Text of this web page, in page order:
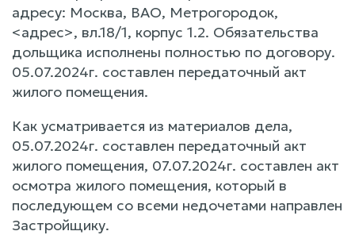
адресу: Москва, ВАО, Метрогородок,
<адрес>, вл.18/1, корпус 1.2. Обязательства
дольщика исполнены полностью по договору.
05.07.2024г. составлен передаточный акт
жилого помещения.
Как усматривается из материалов дела,
05.07.2024г. составлен передаточный акт
жилого помещения, 07.07.2024г. составлен акт
осмотра жилого помещения, который в
последующем со всеми недочетами направлен
Застройщику.